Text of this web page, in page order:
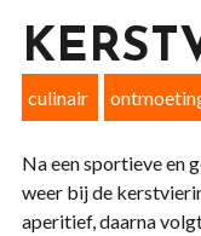
culinair
Na een sportieve en
weer bij de
aperitief, daarna